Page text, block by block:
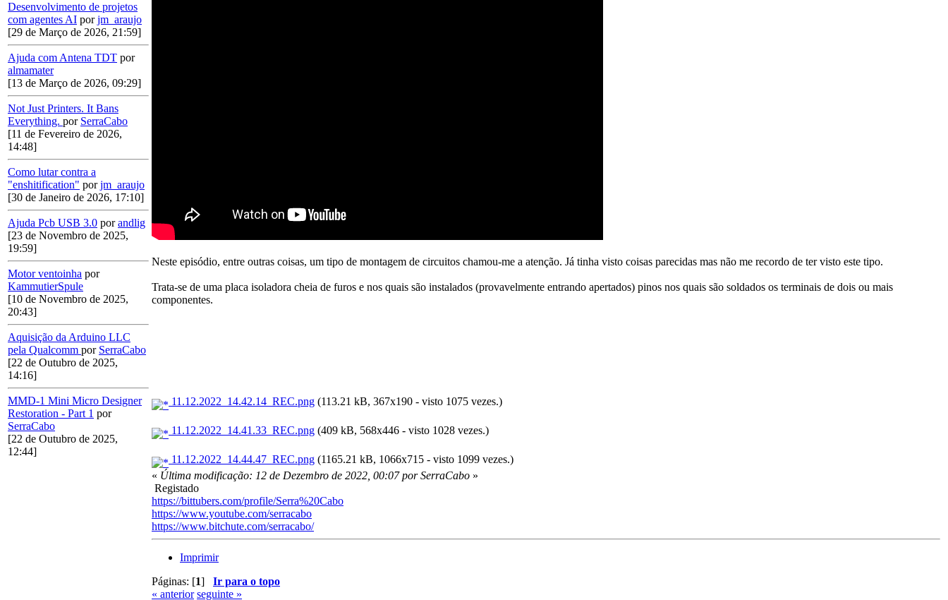
Desenvolvimento de projetos
com agentes AI porjm_araujo
[29 de Março de 2026, 21:59]
Ajuda com Antena TDT por
almamater
[13 de Março de 2026, 09:29]
Not Just Printers. It Bans
Everything. por SerraCabo
[11 de Fevereiro de 2026,
14:48]
Como lutar contra a
"enshitification" porjm_araujo
[30 de Janeiro de 2026, 17:10]
Ajuda Pcb USB 3.0 porandlig
[23 de Novembro de 2025,
19:59]
Motor ventoinha por
KammutierSpule
[10 de Novembro de 2025,
20:43]
Aquisição da Arduino LLC
pela Qualcomm por SerraCabo
[22 de Outubro de 2025,
14:16]
MMD-1 Mini Micro Designer
Restoration - Part 1 por
SerraCabo
[22 de Outubro de 2025,
12:44]
Neste episódio, entre outras coisas, um tipo de montagem de circuitos chamou-me a atenção. Já tinha visto coisas parecidas mas não me recordo de ter visto este tipo.
Trata-se de uma placa isoladora cheia de furos e nos quais são instalados (provavelmente entrando apertados) pinos nos quais são soldados os terminais de dois ou mais
componentes.
11.12.2022_14.42.14_REC.png (113.21 kB, 367x190 - visto 1075 vezes.)
11.12.2022_14.41.33_REC.png (409 kB, 568x446 - visto 1028 vezes.)
11.12.2022_14.44.47_REC.png (1165.21 kB, 1066x715 - visto 1099 vezes.)
« Última modificação: 12 de Dezembro de 2022, 00:07 por SerraCabo »
Registado
https://bittubers.com/profile/Serra%20Cabo
https://www.youtube.com/serracabo
https://www.bitchute.com/serracabo/
Imprimir
Páginas: [1] Ir para o topo
« anterior seguinte »